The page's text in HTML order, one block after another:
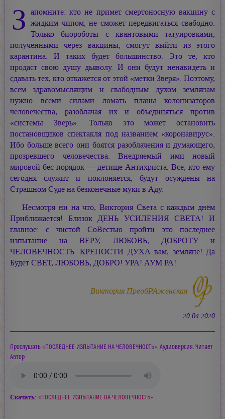
З апомните: кто не примет смертоносную вакцину с
жидким чипом, не сможет передвигаться свабодно.
Только биороботы с квантовыми татуировками,
полученными через вакцины, смогут выйти из этого
карантина. И таких будет большинство. Это те, кто
продаст свою душу дьяволу. И они будут ненавидеть и
сдавать тех, кто откажется от этой «метки Зверя». Поэтому,
всем здравомыслящим и свабодным духом землянам
нужно всеми силами ломать планы колонизаторов
человечества, разоблачая их и объединяться против
«системы Зверь». Только это может остановить
постановщиков спектакля под названием «коронавирус».
Ибо больше всего они боятся разоблачения и думающего,
прозревшего человечества. Внедряемый ими новый
мировой бес-порядок — детище Антихриста. Все, кто ему
сегодня служит и поклоняется, будут осуждены на
Страшном Суде на безконечные муки в Аду.
Несмотря ни на что, Виктория Света с каждым днём
Приближается! Близок ДЕНЬ УСИЛЕНИЯ СВЕТА! И
главное: с чистой СоВестью пройти это последнее
изпытание на ВЕРУ, ЛЮБОВЬ, ДОБРОТУ и
ЧЕЛОВЕЧНОСТЬ. КРЕПОСТИ ДУХА вам, земляне! Да
Будет СВЕТ, ЛЮБОВЬ, ДОБРО! УРА! АУМ РА!
Виктория ПреобРАженская
20.04.2020
Прослушать «ПОСЛЕДНЕЕ ИЗПЫТАНИЕ НА ЧЕЛОВЕЧНОСТЬ». Аудиоверсия. Читает
Автор
Скачать: «ПОСЛЕДНЕЕ ИЗПЫТАНИЕ НА ЧЕЛОВЕЧНОСТЬ»